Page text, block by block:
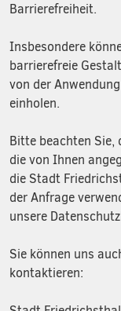
Barrierefreiheit.
Insbesondere
barrierefreie
von der
einholen.
Bitte beachten Sie,
die von Ihnen
die Stadt
der Anfrage
unsere
Sie können uns
kontaktieren: